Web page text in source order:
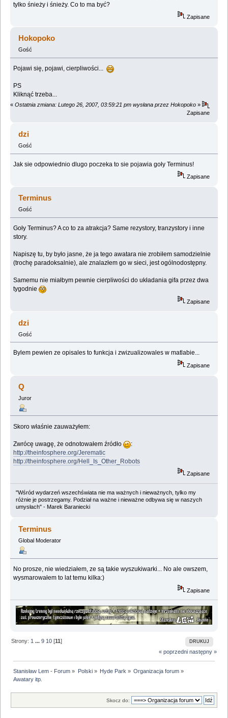
tylko śnieży i śnieży. Co to ma być?
Zapisane
Hokopoko
Gość
Pojawi się, pojawi, cierpliwości...
PS
Kliknąć trzeba...
« Ostatnia zmiana: Lutego 26, 2007, 03:59:21 pm wysłana przez Hokopoko »
Zapisane
dzi
Gość
Jak sie odpowiednio dlugo poczeka to sie pojawia goły Terminus!
Zapisane
Terminus
Gość
Goły Terminus? A co to za atrakcja? Same rezystory, tranzystory i inne
story.
Napiszę tu, by było jasne, że ja tego awatara nie zrobiłem samodzielnie
(trochę paradoksalnie), ale znalazłem go w sieci, jest ogólnodostępny.
Samemu nie miałbym pewnie cierpliwości do układania gifa przez dwa
tygodnie
Zapisane
dzi
Gość
Bylem pewien ze opisales to funkcja i zwizualizowales w matlabie...
Zapisane
Q
Juror
Skoro właśnie zauważyłem:
Zwrócę uwagę, że odnotowałem źródło
:
http://theinfosphere.org/Jerematic
http://theinfosphere.org/Hell_Is_Other_Robots
Zapisane
"Wśród wydarzeń wszechświata nie ma ważnych i nieważnych, tylko my
różnie je postrzegamy. Podział na ważne i nieważne odbywa się w naszych
umysłach" - Marek Baraniecki
Terminus
Global Moderator
No prosze, nie wiedziałem, ze są takie wyszukiwarki... No ale owszem,
wysmarowałem to lat temu kilka:)
Zapisane
DRUKUJ
Strony: 1 ...9 10 [11]
« poprzedni następny »
Stanisław Lem - Forum » Polski» Hyde Park » Organizacja forum »
Awatary itp.
Skocz do: